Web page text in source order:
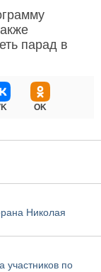
парад в
OK
Николая
по